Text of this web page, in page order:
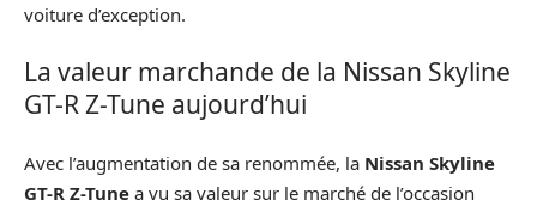
voiture d’exception.
La valeur marchande de la Nissan Skyline
GT-R Z-Tune aujourd’hui
Avec l’augmentation de sa renommée, la Nissan Skyline
GT-R Z-Tune a vu sa valeur sur le marché de l’occasion